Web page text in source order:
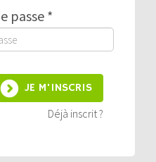
passe *
JE M'INSCRIS
Déjà inscrit ?